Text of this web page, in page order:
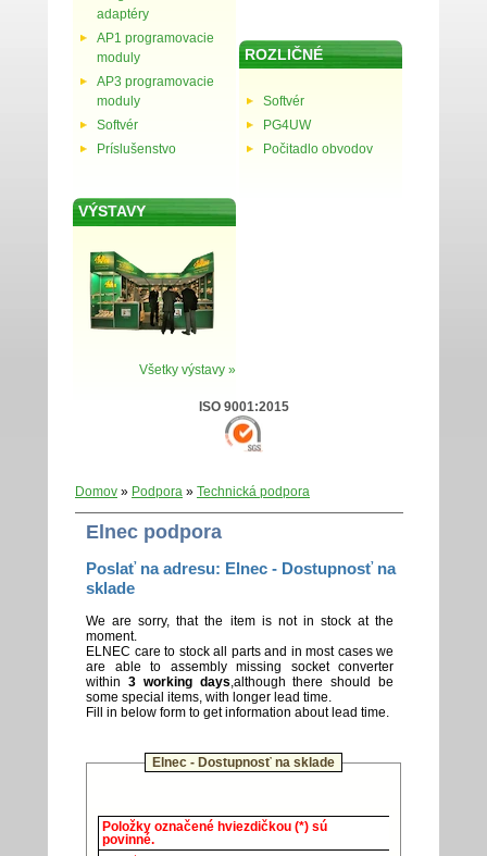
adaptéry
AP1 programovacie
moduly
AP3 programovacie
moduly
Softvér
Príslušenstvo
ROZLIČNÉ
Softvér
PG4UW
Počitadlo obvodov
VÝSTAVY
Všetky výstavy »
ISO 9001:2015
Domov » Podpora » Technická podpora
Elnec podpora
Poslať na adresu: Elnec - Dostupnosť na
sklade
We are sorry, that the item is not in stock at the
moment.
ELNEC care to stock all parts and in most cases we
are able to assembly missing socket converter
within 3 working days,although there should be
some special items, with longer lead time.
Fill in below form to get information about lead time.
Elnec - Dostupnosť na sklade
Elnec
Technická
Položky označené hviezdičkou (*) sú
povinné.